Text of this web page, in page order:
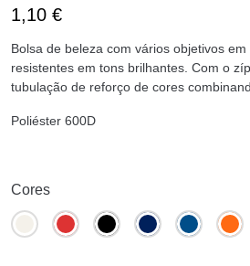
1,10 €
Bolsa de beleza com vários objetivos
resistentes em tons brilhantes. Com o
tubulação de reforço de cores
Poliéster 600D
Cores